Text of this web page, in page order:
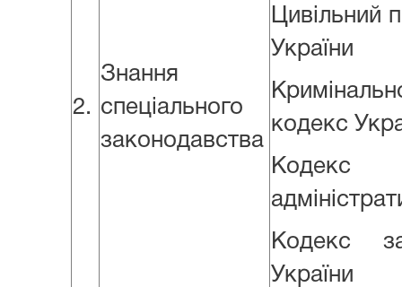
2.
Знання
спеціального
законодавства
Цивільний
України
кодекс
Кодекс
України